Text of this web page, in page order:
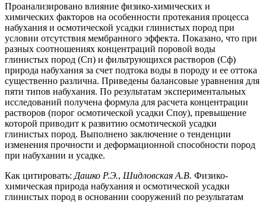
Проанализировано влияние физико-химических и
химических факторов на особенности протекания процесса
набухания и осмотической усадки глинистых пород при
условии отсутствия мембранного эффекта. Показано, что при
разных соотношениях концентраций поровой воды
глинистых пород (Сп) и фильтрующихся растворов (Сф)
природа набухания за счет подтока воды в породу и ее оттока
существенно различна. Приведены балансовые уравнения для
пяти типов набухания. По результатам экспериментальных
исследований получена формула для расчета концентрации
растворов (порог осмотической усадки Споу), превышение
которой приводит к развитию осмотической усадки
глинистых пород. Выполнено заключение о тенденции
изменения прочности и деформационной способности пород
при набухании и усадке.
Как цитировать: Дашко Р.Э., Шидловская А.В. Физико-
химическая природа набухания и осмотической усадки
глинистых пород в основании сооружений по результатам